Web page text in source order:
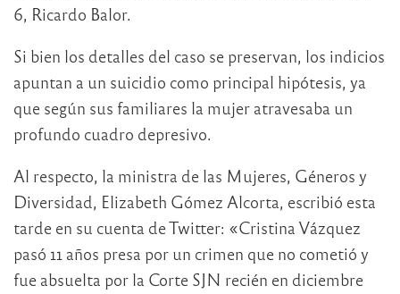
6, Ricardo Balor.
Si bien los detalles del caso se preservan, los indicios
apuntan a un suicidio como principal hipótesis, ya
que según sus familiares la mujer atravesaba un
profundo cuadro depresivo.
Al respecto, la ministra de las Mujeres, Géneros y
Diversidad, Elizabeth Gómez Alcorta, escribió esta
tarde en su cuenta de Twitter: «Cristina Vázquez
pasó 11 años presa por un crimen que no cometió y
fue absuelta por la Corte SJN recién en diciembre